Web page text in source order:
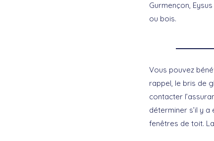
Gurmençon,
ou bois.
Vous pouvez
rappel, le bris de
contacter
déterminer s’il y
fenêtres de toit.